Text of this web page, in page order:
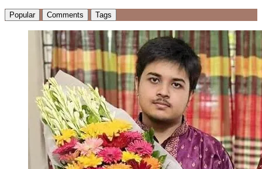
Popular Comments Tags